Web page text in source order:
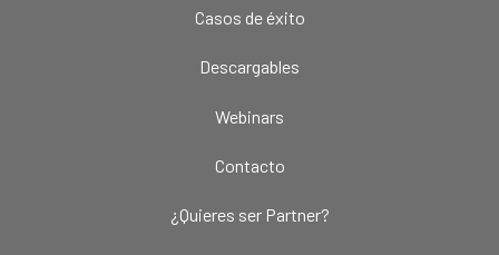
Casos de éxito
Descargables
Webinars
Contacto
¿Quieres ser Partner?